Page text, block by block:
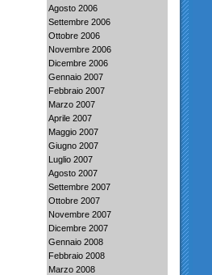
Agosto 2006
Settembre 2006
Ottobre 2006
Novembre 2006
Dicembre 2006
Gennaio 2007
Febbraio 2007
Marzo 2007
Aprile 2007
Maggio 2007
Giugno 2007
Luglio 2007
Agosto 2007
Settembre 2007
Ottobre 2007
Novembre 2007
Dicembre 2007
Gennaio 2008
Febbraio 2008
Marzo 2008